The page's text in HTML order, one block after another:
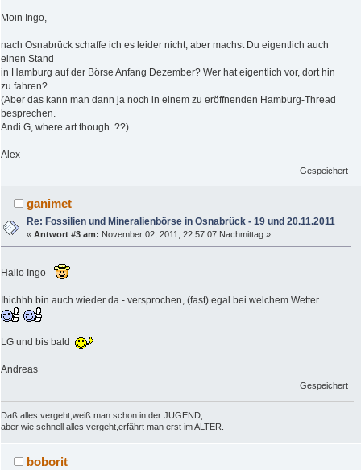
Moin Ingo,
nach Osnabrück schaffe ich es leider nicht, aber machst Du eigentlich auch
einen Stand
in Hamburg auf der Börse Anfang Dezember? Wer hat eigentlich vor, dort hin
zu fahren?
(Aber das kann man dann ja noch in einem zu eröffnenden Hamburg-Thread
besprechen.
Andi G, where art though..??)
Alex
Gespeichert
ganimet
Re: Fossilien und Mineralienbörse in Osnabrück - 19 und 20.11.2011
«Antwort #3 am: November 02, 2011, 22:57:07 Nachmittag »
Hallo Ingo
Ihichhh bin auch wieder da - versprochen, (fast) egal bei welchem Wetter
LG und bis bald
Andreas
Gespeichert
Daß alles vergeht;weiß man schon in der JUGEND;
aber wie schnell alles vergeht,erfährt man erst im ALTER.
boborit